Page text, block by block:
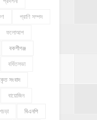
প্রাণি সম্পদ
ফলোআপ
বকশীগঞ্জ
বর্ধিতসভা
সংবাদ
বায়োজিন
বিএনপি